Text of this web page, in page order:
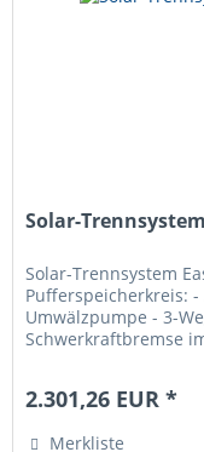
Solar-
Solar-Trennsystem
Pufferspeicherkreis:
Umwälzpumpe - 3-
Schwerkraftbremse
2.301,26 EUR *
Merkliste